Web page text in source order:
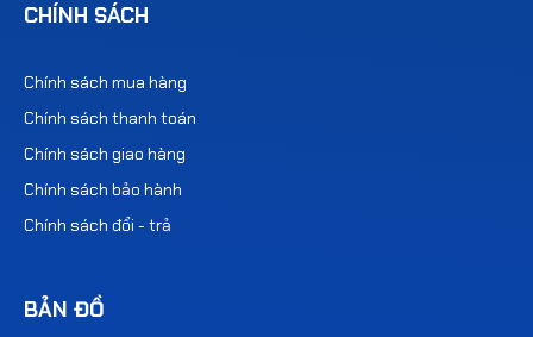
CHÍNH SÁCH
Chính sách mua hàng
Chính sách thanh toán
Chính sách giao hàng
Chính sách bảo hành
Chính sách đổi - trả
BẢN ĐỒ